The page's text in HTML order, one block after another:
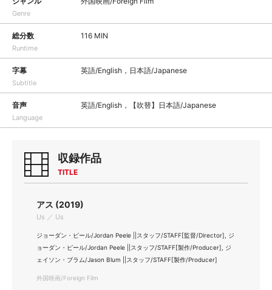
Genre
総分数
Runtime
116 MIN
字幕
Subtitle
英語/English，日本語/Japanese
音声
Language
英語/English，【吹替】日本語/Japanese
収録作品
TITLE
アス (2019)
Us ／ Us
ジョーダン・ピール/Jordan Peele ||スタッフ/STAFF[監督/Director], ジ
ョーダン・ピール/Jordan Peele ||スタッフ/STAFF[製作/Producer], ジ
ェイソン・ブラム/Jason Blum ||スタッフ/STAFF[製作/Producer]
外国映画/Foreign Film